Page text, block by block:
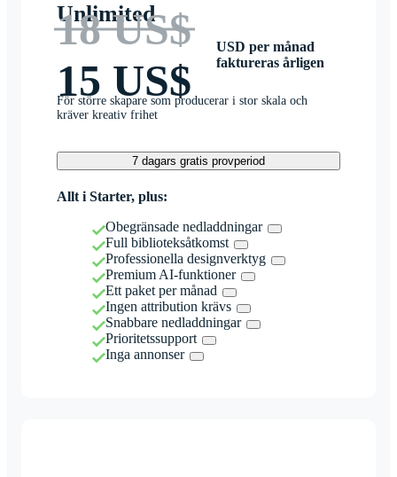
Unlimited
18 US$
15 US$
USD per månad
faktureras årligen
För större skapare som producerar i stor skala och
kräver kreativ frihet
7 dagars gratis provperiod
Allt i Starter, plus:
Obegränsade nedladdningar
Full biblioteksåtkomst
Professionella designverktyg
Premium AI-funktioner
Ett paket per månad
Ingen attribution krävs
Snabbare nedladdningar
Prioritetssupport
Inga annonser